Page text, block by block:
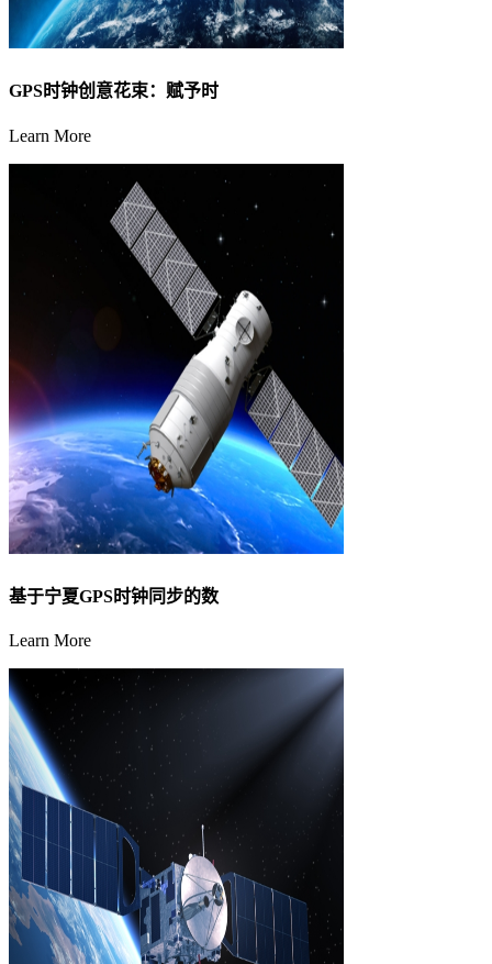
GPS时钟创意花束：赋予时
Learn More
基于宁夏GPS时钟同步的数
Learn More